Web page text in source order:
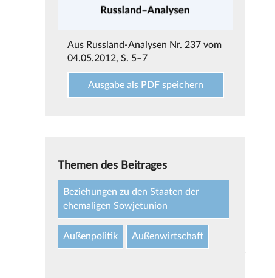
Aus Russland-Analysen Nr. 237 vom
04.05.2012, S. 5–7
Ausgabe als PDF speichern
Themen des Beitrages
Beziehungen zu den Staaten der
ehemaligen Sowjetunion
Außenpolitik Außenwirtschaft